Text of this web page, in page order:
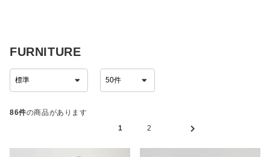
FURNITURE
86件の商品があります
1
2